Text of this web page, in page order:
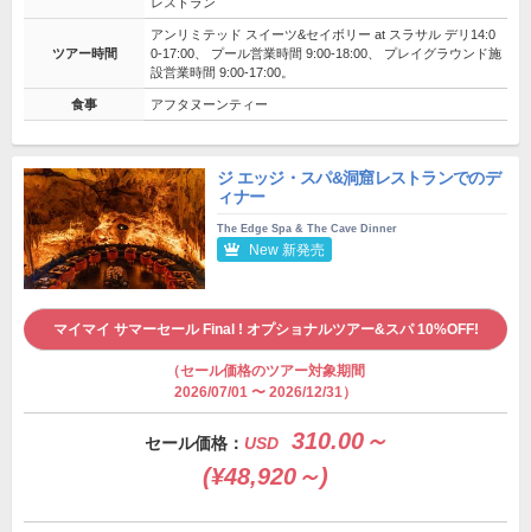
ツアー時間
アンリミテッド スイーツ&セイボリー at スラサル デリ14:0
0-17:00、 プール営業時間 9:00-18:00、 プレイグラウンド施
設営業時間 9:00-17:00。
食事 アフタヌーンティー
ジ エッジ・スパ&洞窟レストランでのデ
ィナー
The Edge Spa & The Cave Dinner
New 新発売
マイマイ サマーセール Final ! オプショナルツアー&スパ 10%OFF!
（セール価格のツアー対象期間
2026/07/01 〜 2026/12/31）
セール価格： USD
310.00～
(¥48,920～)